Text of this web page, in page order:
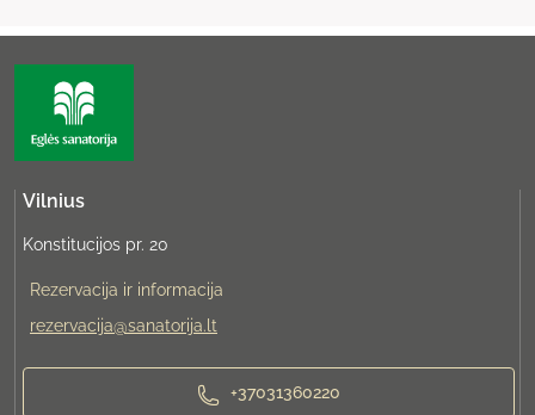
Vilnius
Konstitucijos pr. 20
Rezervacija ir informacija
rezervacija@sanatorija.lt
+37031360220